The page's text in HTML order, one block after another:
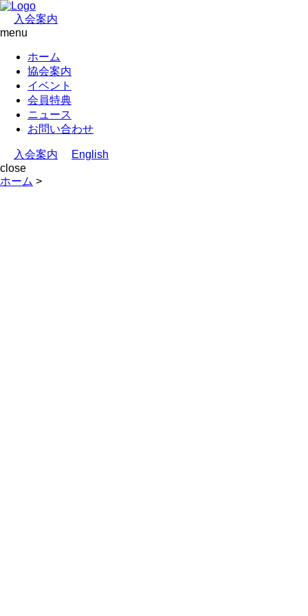
入会案内
menu
ホーム
協会案内
イベント
会員特典
ニュース
お問い合わせ
入会案内
English
close
ホーム >